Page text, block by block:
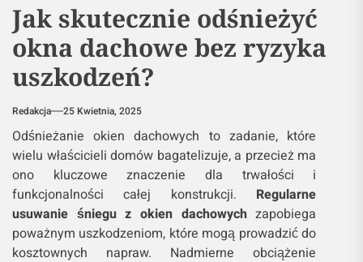
Jak skutecznie odśnieżyć
okna dachowe bez ryzyka
uszkodzeń?
Redakcja 25 Kwietnia, 2025
Odśnieżanie okien dachowych to zadanie, które
wielu właścicieli domów bagatelizuje, a przecież ma
ono kluczowe znaczenie dla trwałości i
funkcjonalności całej konstrukcji. Regularne
usuwanie śniegu z okien dachowychzapobiega
poważnym uszkodzeniom, które mogą prowadzić do
kosztownych napraw. Nadmierne obciążenie